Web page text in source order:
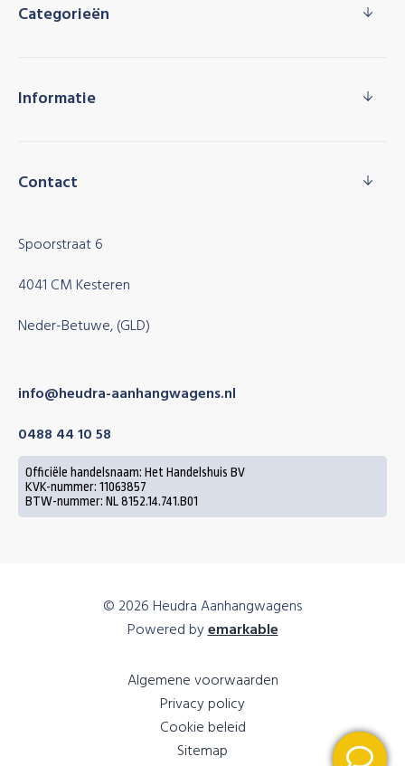
Categorieën
Informatie
Contact
Spoorstraat 6
4041 CM Kesteren
Neder-Betuwe, (GLD)
info@heudra-aanhangwagens.nl
0488 44 10 58
Officiële handelsnaam: Het Handelshuis BV
KVK-nummer: 11063857
BTW-nummer: NL 8152.14.741.B01
© 2026 Heudra Aanhangwagens
Powered byemarkable
Algemene voorwaarden
Privacy policy
Cookie beleid
Sitemap